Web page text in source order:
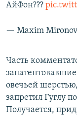
АйФон???
— Maxim
Часть
овечьей
запретил Гуглу
Получается,